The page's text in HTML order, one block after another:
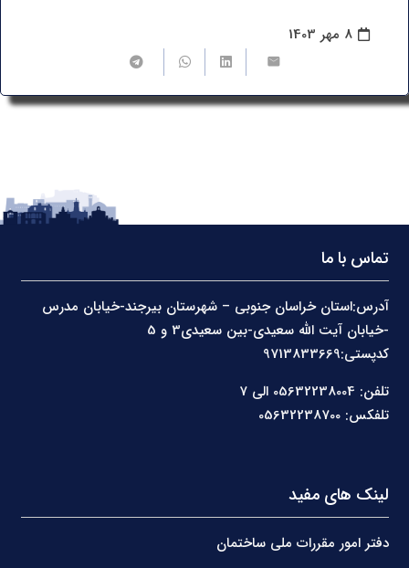
8 مهر 1403
تماس با ما
آدرس:استان خراسان جنوبی – شهرستان بیرجند-خیابان مدرس
کدپستی:9713833669
تلفن: 05632238004 الی 7
تلفکس: 05632238700
لینک های مفید
دفتر امور مقررات ملی ساختمان